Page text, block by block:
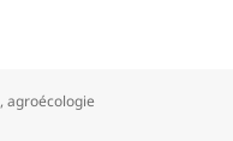
,agroécologie